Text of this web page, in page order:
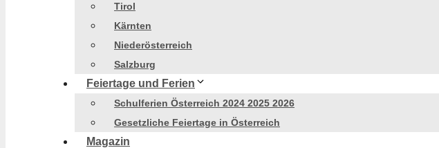
Tirol
Kärnten
Niederösterreich
Salzburg
Feiertage und Ferien
Schulferien Österreich 2024 2025 2026
Gesetzliche Feiertage in Österreich
Magazin